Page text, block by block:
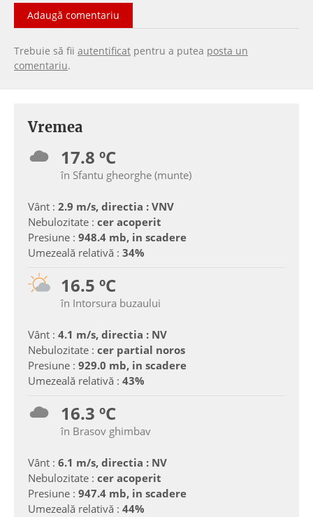
Adaugă comentariu
Trebuie să fii autentificat pentru a putea posta un
comentariu.
Vremea
17.8 ºC
în Sfantu gheorghe (munte)
Vânt : 2.9 m/s, directia : VNV
Nebulozitate : cer acoperit
Presiune : 948.4 mb, in scadere
Umezeală relativă : 34%
16.5 ºC
în Intorsura buzaului
Vânt : 4.1 m/s, directia : NV
Nebulozitate : cer partial noros
Presiune : 929.0 mb, in scadere
Umezeală relativă : 43%
16.3 ºC
în Brasov ghimbav
Vânt : 6.1 m/s, directia : NV
Nebulozitate : cer acoperit
Presiune : 947.4 mb, in scadere
Umezeală relativă : 44%